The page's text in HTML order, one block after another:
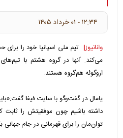
۱۲:۳۴ - ۰۱ خرداد ۱۴۰۵
وانانیوز|
می‌کند. آنها در گروه هشتم با
اروگوئه هم‌گروه هستند.
یامال در گفت‌وگو با سایت فیفا
داشته باشیم چون موفقیتش را
توان‌مان را برای قهرمانی در جام جهانی